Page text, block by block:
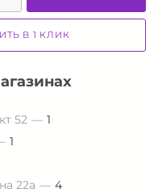
В 1 КЛИК
52
1
1
22а
4